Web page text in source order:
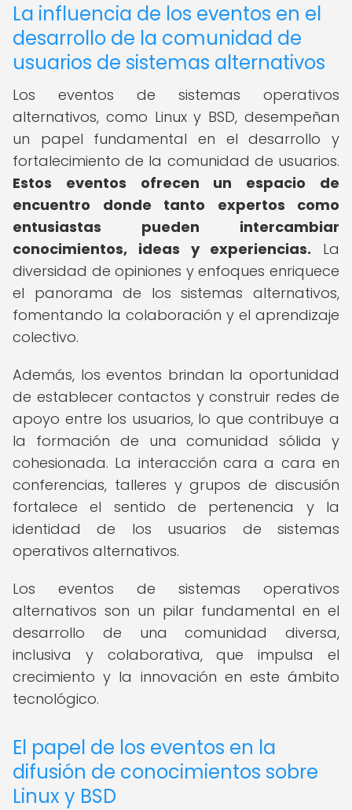
La influencia de los eventos en el
desarrollo de la comunidad de
usuarios de sistemas alternativos
Los eventos de sistemas operativos
alternativos, como Linux y BSD, desempeñan
un papel fundamental en el desarrollo y
fortalecimiento de la comunidad de usuarios.
Estos eventos ofrecen un espacio de
encuentro donde tanto expertos como
entusiastas pueden intercambiar
conocimientos, ideas y experiencias. La
diversidad de opiniones y enfoques enriquece
el panorama de los sistemas alternativos,
fomentando la colaboración y el aprendizaje
colectivo.
Además, los eventos brindan la oportunidad
de establecer contactos y construir redes de
apoyo entre los usuarios, lo que contribuye a
la formación de una comunidad sólida y
cohesionada. La interacción cara a cara en
conferencias, talleres y grupos de discusión
fortalece el sentido de pertenencia y la
identidad de los usuarios de sistemas
operativos alternativos.
Los eventos de sistemas operativos
alternativos son un pilar fundamental en el
desarrollo de una comunidad diversa,
inclusiva y colaborativa, que impulsa el
crecimiento y la innovación en este ámbito
tecnológico.
El papel de los eventos en la
difusión de conocimientos sobre
Linux y BSD